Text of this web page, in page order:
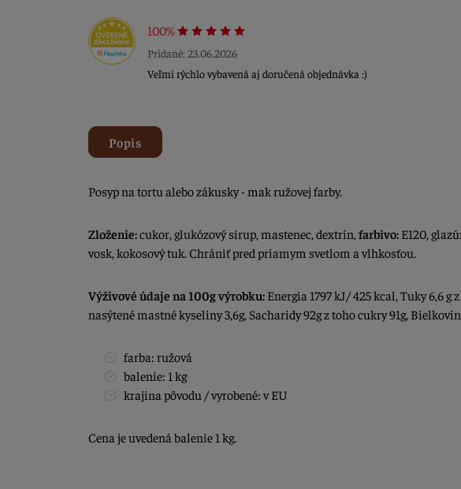
100%
Pridané: 23.06.2026
Veľmi rýchlo vybavená aj doručená objednávka :)
Popis
Posyp na tortu alebo zákusky - mak ružovej farby.
Zloženie:cukor, glukózový sirup, mastenec, dextrín, farbivo: E120,
vosk, kokosový tuk. Chrániť pred priamym svetlom a vlhkosťou.
Výživové údaje na 100g výrobku: Energia 1797 kJ/ 425 kcal, Tuky 6,6 g
nasýtené mastné kyseliny 3,6g, Sacharidy 92g z toho cukry 91g,
farba: ružová
balenie: 1 kg
krajina pôvodu / vyrobené: v EU
Cena je uvedená balenie 1 kg.